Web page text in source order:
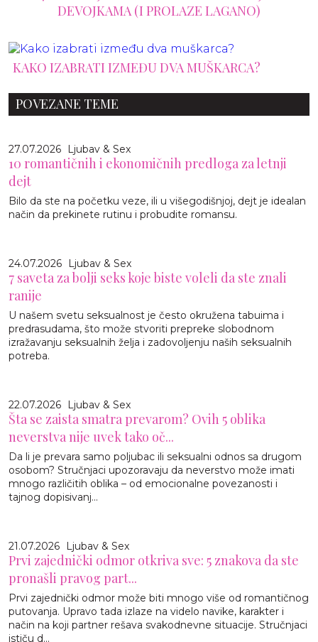
DEVOJKAMA (I PROLAZE LAGANO)
KAKO IZABRATI IZMEĐU DVA MUŠKARCA?
POVEZANE TEME
27.07.2026 Ljubav & Sex
10 romantičnih i ekonomičnih predloga za letnji
dejt
Bilo da ste na početku veze, ili u višegodišnjoj, dejt je idealan
način da prekinete rutinu i probudite romansu.
24.07.2026 Ljubav & Sex
7 saveta za bolji seks koje biste voleli da ste znali
ranije
U našem svetu seksualnost je često okružena tabuima i
predrasudama, što može stvoriti prepreke slobodnom
izražavanju seksualnih želja i zadovoljenju naših seksualnih
potreba.
22.07.2026 Ljubav & Sex
Šta se zaista smatra prevarom? Ovih 5 oblika
neverstva nije uvek tako oč...
Da li je prevara samo poljubac ili seksualni odnos sa drugom
osobom? Stručnjaci upozoravaju da neverstvo može imati
mnogo različitih oblika – od emocionalne povezanosti i
tajnog dopisivanj...
21.07.2026 Ljubav & Sex
Prvi zajednički odmor otkriva sve: 5 znakova da ste
pronašli pravog part...
Prvi zajednički odmor može biti mnogo više od romantičnog
putovanja. Upravo tada izlaze na videlo navike, karakter i
način na koji partner rešava svakodnevne situacije. Stručnjaci
ističu d...